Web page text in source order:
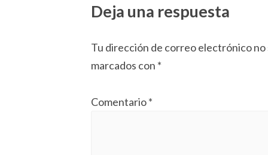
artículos
Deja una respuesta
Tu dirección de correo electrónico no
marcados con *
Comentario*